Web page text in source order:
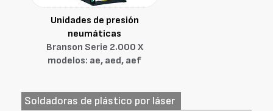
Unidades de presión
neumáticas
Branson Serie 2.000 X
modelos: ae, aed, aef
Soldadoras de plástico por láser